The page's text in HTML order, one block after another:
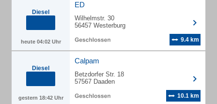
Diesel
heute 04:02 Uhr
ED
Wilhelmstr. 30
56457 Westerburg
9.4 km
Diesel
gestern 18:42 Uhr
Calpam
Betzdorfer Str. 18
57567 Daaden
10.1 km